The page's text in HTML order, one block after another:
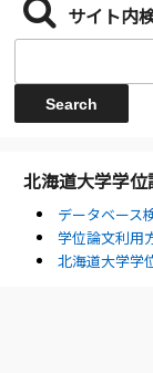
サイト内
北海道大学学
データベース
学位論文利用
北海道大学学